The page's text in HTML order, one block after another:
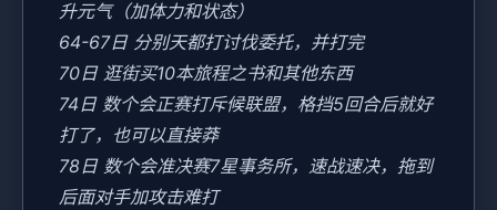
升元气（加体力和状态）
64-67日 分别天都打讨伐委托，并打完
70日 逛街买10本旅程之书和其他东西
74日 数个会正赛打斥候联盟，格挡5回合后就好
打了，也可以直接莽
78日 数个会准决赛7星事务所，速战速决，拖到
后面对手加攻击难打